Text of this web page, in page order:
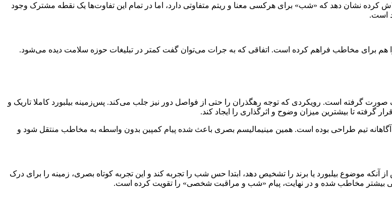
کرده نشان دهد که «شب» برای هرکسی معنا و ریتم متفاوتی دارد، اما در تمام این تفاوت‌ها یک نقطه مشترک وجود
است.
را هم برای مخاطب فراهم کرده است. اتفاقی که به جرات می‌توان گفت کمتر در تبلیغات حوزه سلامت دیده می‌شود.
گرفته است. رویکردی که توجه رهگذران را حتی از فواصل دور نیز جلب می‌کند. پس‌زمینه بیلبورد کاملا تاریک و
گرفته تا بیشترین میزان وضوح و اثرگذاری را ایجاد کند.
آگاهانه تیم طراحی بوده است. همین مینیمالیسم بصری باعث شده پیام کمپین بدون واسطه به مخاطب منتقل شود و
موضوع بیلبورد یا برند را تشخیص دهد، ابتدا حس شب را تجربه کند و این تجربه کوتاه بصری، زمینه را برای درک
بیشتر مخاطب شده و در نهایت، پیام «شب و مراقبت شخصی» را تقویت کرده است.